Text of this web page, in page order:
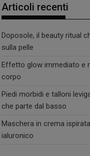
Articoli recenti
Doposole, il beauty ritual
sulla pelle
Effetto glow immediato e
corpo
Piedi morbidi e talloni
che parte dal basso
Maschera in crema
ialuronico